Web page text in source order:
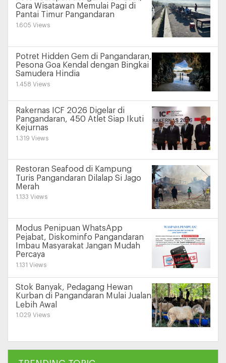
Cara Wisatawan Memulai Pagi di
Pantai Timur Pangandaran
1.605 Views
Potret Hidden Gem di Pangandaran,
Pesona Goa Kendal dengan Bingkai
Samudera Hindia
1.458 Views
Rakernas ICF 2026 Digelar di
Pangandaran, 450 Atlet Siap Ikuti
Kejurnas
1.319 Views
Restoran Seafood di Kampung
Turis Pangandaran Dilalap Si Jago
Merah
1.133 Views
Modus Penipuan WhatsApp
Pejabat, Diskominfo Pangandaran
Imbau Masyarakat Jangan Mudah
Percaya
1.131 Views
Stok Banyak, Pedagang Hewan
Kurban di Pangandaran Mulai Jualan
Lebih Awal
1.029 Views